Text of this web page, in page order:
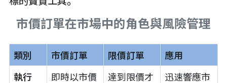
市價訂單在市場中的角色與風險管理
類別 市價訂單 限價訂單 應用
執行
即時以市價
達到限價才
迅速響應市